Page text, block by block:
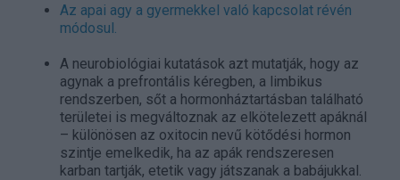
Az apai agy a gyermekkel való kapcsolat révén
módosul.
A neurobiológiai kutatások azt mutatják, hogy az
agynak a prefrontális kéregben, a limbikus
rendszerben, sőt a hormonháztartásban található
területei is megváltoznak az elkötelezett apáknál
– különösen az oxitocin nevű kötődési hormon
szintje emelkedik, ha az apák rendszeresen
karban tartják, etetik vagy játszanak a babájukkal.